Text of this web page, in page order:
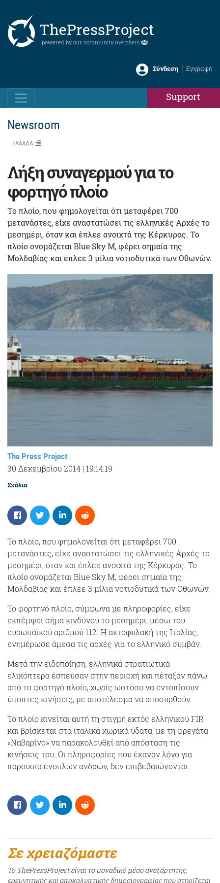
ThePressProject
powered by our community members
Σύνδεση Εγγραφή
Support
Newsroom
ΕΛΛΑΔΑ
Λήξη συναγερμού για το
φορτηγό πλοίο
Το πλοίο, που φημολογείται ότι μεταφέρει 700
μετανάστες, είχε αναστατώσει τις ελληνικές Αρχές το
μεσημέρι, όταν και έπλεε ανοιχτά της Κέρκυρας. Το
πλοίο ονομάζεται Blue Sky M, φέρει σημαία της
Μολδαβίας και έπλεε 3 μίλια νοτιοδυτικά των Οθωνών.
The Press Project
30 Δεκεμβρίου 2014 | 19:14:19
Σχόλια
Το πλοίο, που φημολογείται ότι μεταφέρει 700
μετανάστες, είχε αναστατώσει τις ελληνικές Αρχές το
μεσημέρι, όταν και έπλεε ανοιχτά της Κέρκυρας. Το
πλοίο ονομάζεται Blue Sky M, φέρει σημαία της
Μολδαβίας και έπλεε 3 μίλια νοτιοδυτικά των Οθωνών.
Το φορτηγό πλοίο, σύμφωνα με πληροφορίες, είχε
εκπέμψει σήμα κινδύνου το μεσημέρι, μέσω του
ευρωπαϊκού αριθμού 112. Η ακτοφυλακή της Ιταλίας,
ενημέρωσε άμεσα τις αρχές για το ελληνικό συμβάν.
Μετά την ειδοποίηση, ελληνικά στρατιωτικά
ελικόπτερα έσπευσαν στην περιοχή και πέταξαν πάνω
από το φορτηγό πλοίο, χωρίς ωστόσο να εντοπίσουν
ύποπτες κινήσεις, με αποτέλεσμα να αποσυρθούν.
Το πλοίο κινείται αυτή τη στιγμή εκτός ελληνικού FIR
και βρίσκεται στα ιταλικά χωρικά ύδατα, με τη φρεγάτα
«Ναβαρίνο» να παρακολουθεί από απόσταση τις
κινήσεις του. Οι πληροφορίες που έκαναν λόγο για
παρουσία ένοπλων ανδρών, δεν επιβεβαιώνονται.
Σε χρειαζόμαστε
Το ThePressProject είναι το μοναδικό μέσο ανεξάρτητης,
ερευνητικής και αποκαλυπτικής δημοσιογραφίας που στηρίζεται